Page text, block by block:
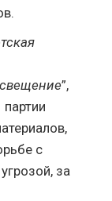
”,
с
за